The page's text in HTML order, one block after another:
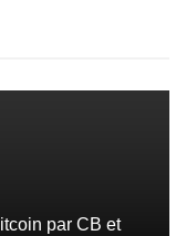
par CB et